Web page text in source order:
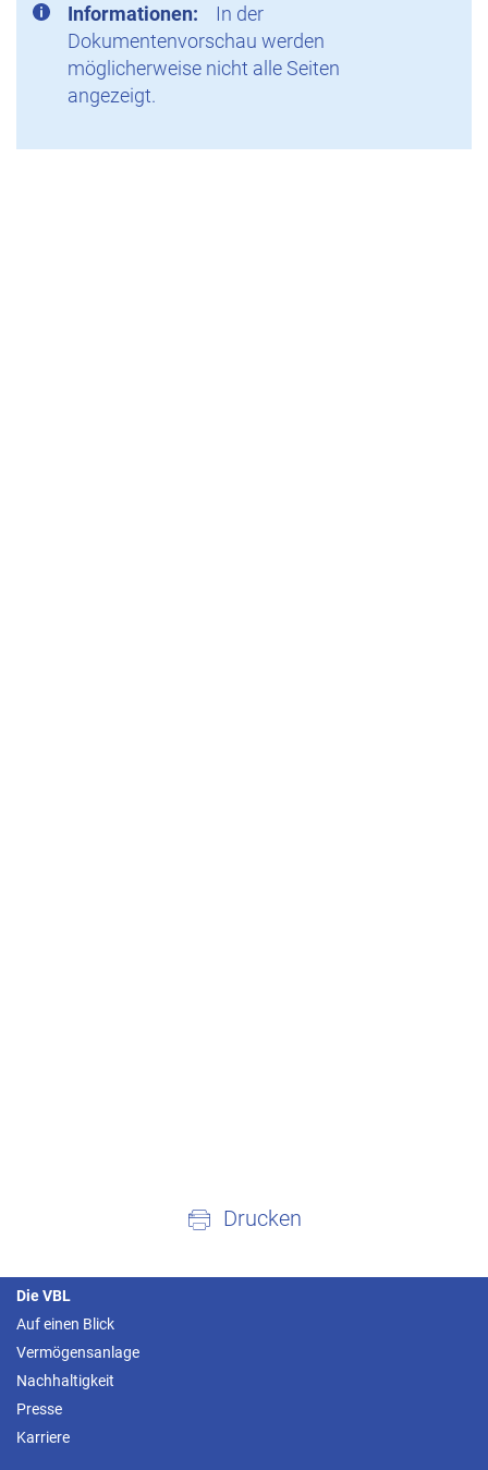
Informationen:
In der
Dokumentenvorschau werden
möglicherweise nicht alle Seiten
angezeigt.
Drucken
Die VBL
Auf einen Blick
Vermögensanlage
Nachhaltigkeit
Presse
Karriere